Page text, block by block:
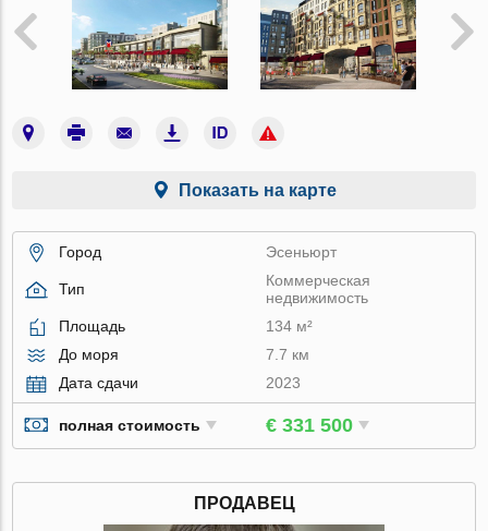
Показать на карте
Город Эсеньюрт
Тип
Коммерческая
недвижимость
Площадь
134 м²
До моря
7.7 км
Дата сдачи
2023
полная стоимость € 331 500
ПРОДАВЕЦ